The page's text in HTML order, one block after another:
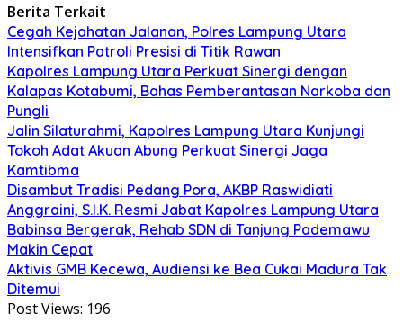
Berita Terkait
Cegah Kejahatan Jalanan, Polres Lampung Utara
Intensifkan Patroli Presisi di Titik Rawan
Kapolres Lampung Utara Perkuat Sinergi dengan
Kalapas Kotabumi, Bahas Pemberantasan Narkoba dan
Pungli
Jalin Silaturahmi, Kapolres Lampung Utara Kunjungi
Tokoh Adat Akuan Abung Perkuat Sinergi Jaga
Kamtibma
Disambut Tradisi Pedang Pora, AKBP Raswidiati
Anggraini, S.I.K. Resmi Jabat Kapolres Lampung Utara
Babinsa Bergerak, Rehab SDN di Tanjung Pademawu
Makin Cepat
Aktivis GMB Kecewa, Audiensi ke Bea Cukai Madura Tak
Ditemui
Post Views: 196